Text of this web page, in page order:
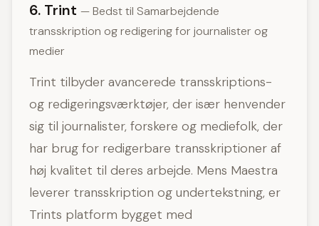
6. Trint — Bedst til Samarbejdende
transskription og redigering for journalister og
medier
Trint tilbyder avancerede transskriptions-
og redigeringsværktøjer, der især henvender
sig til journalister, forskere og mediefolk, der
har brug for redigerbare transskriptioner af
høj kvalitet til deres arbejde. Mens Maestra
leverer transskription og undertekstning, er
Trints platform bygget med